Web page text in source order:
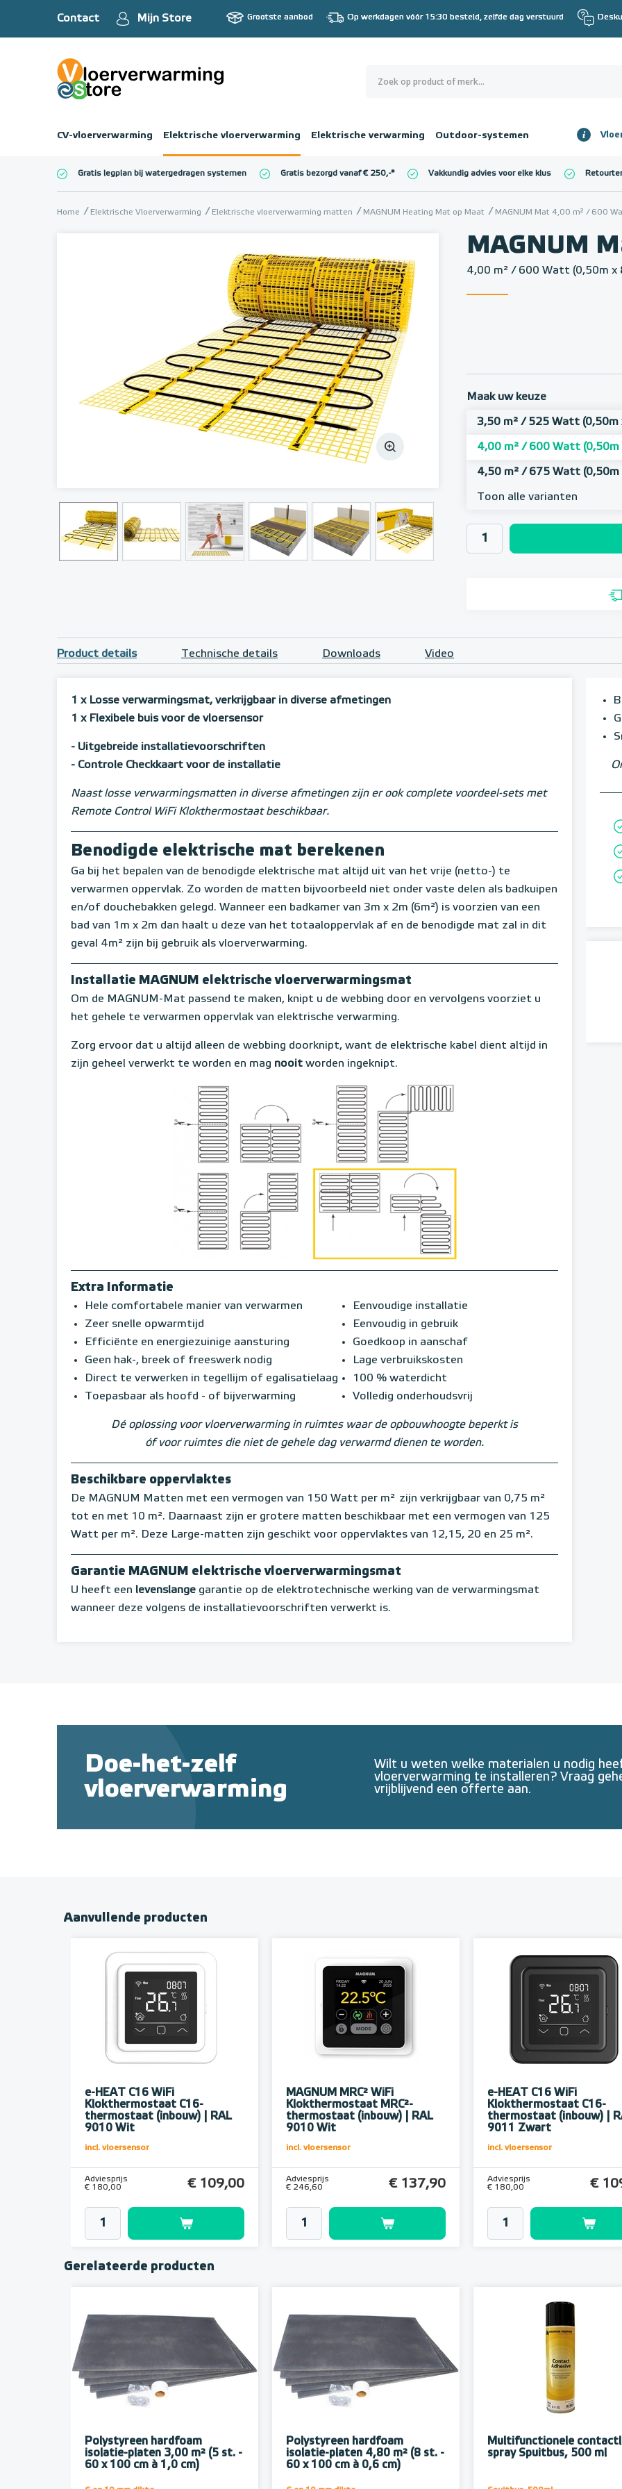
Contact Mijn Store Grootste aanbod Op werkdagen vóór 15:30 besteld, zelfde dag verstuurd
CV-vloerverwarming Elektrische vloerverwarming Elektrische verwarming Outdoor-systemen
€ 0,00
Gratis legplan bij watergedragen systemen Gratis bezorgd vanaf € 250,-* Vakkundig advies voor elke klus
Home Elektrische Vloerverwarming Elektrische vloerverwarming matten MAGNUM Heating Mat op Maat MAGNUM Mat 4,00 m² / 600
MAGNUM
4,00 m² / 600 Watt (0,50m x
Maak uw keuze
3,50 m² / 525 Watt (0,50m
4,00 m² / 600 Watt (0,50m
4,50 m² / 675 Watt (0,50m
Toon alle varianten
Product details Technische details Downloads Video
1 x Losse verwarmingsmat, verkrijgbaar in diverse afmetingen
1 x Flexibele buis voor de vloersensor
- Uitgebreide installatievoorschriften
- Controle Checkkaart voor de installatie
Naast losse verwarmingsmatten in diverse afmetingen zijn er ook complete voordeel-sets met
Remote Control WiFi Klokthermostaat beschikbaar.
Benodigde elektrische mat berekenen
Ga bij het bepalen van de benodigde elektrische mat altijd uit van het vrije (netto-) te
verwarmen oppervlak. Zo worden de matten bijvoorbeeld niet onder vaste delen als badkuipen
en/of douchebakken gelegd. Wanneer een badkamer van 3m x 2m (6m²) is voorzien van een
bad van 1m x 2m dan haalt u deze van het totaaloppervlak af en de benodigde mat zal in dit
geval 4m² zijn bij gebruik als vloerverwarming.
Installatie MAGNUM elektrische vloerverwarmingsmat
Om de MAGNUM-Mat passend te maken, knipt u de webbing door en vervolgens voorziet u
het gehele te verwarmen oppervlak van elektrische verwarming.
Zorg ervoor dat u altijd alleen de webbing doorknipt, want de elektrische kabel dient altijd in
zijn geheel verwerkt te worden en mag nooit worden ingeknipt.
Extra Informatie
Hele comfortabele manier van verwarmen
Zeer snelle opwarmtijd
Efficiënte en energiezuinige aansturing
Geen hak-, breek of freeswerk nodig
Direct te verwerken in tegellijm of egalisatielaag
Toepasbaar als hoofd - of bijverwarming
Eenvoudige installatie
Eenvoudig in gebruik
Goedkoop in aanschaf
Lage verbruikskosten
100 % waterdicht
Volledig onderhoudsvrij
Dé oplossing voor vloerverwarming in ruimtes waar de opbouwhoogte beperkt is
óf voor ruimtes die niet de gehele dag verwarmd dienen te worden.
Beschikbare oppervlaktes
De MAGNUM Matten met een vermogen van 150 Watt per m² zijn verkrijgbaar van 0,75 m²
tot en met 10 m². Daarnaast zijn er grotere matten beschikbaar met een vermogen van 125
Watt per m². Deze Large-matten zijn geschikt voor oppervlaktes van 12,15, 20 en 25 m².
Garantie MAGNUM elektrische vloerverwarmingsmat
U heeft een levenslange garantie op de elektrotechnische werking van de verwarmingsmat
wanneer deze volgens de installatievoorschriften verwerkt is.
Doe-het-zelf
vloerverwarming
Wilt u weten welke materialen u nodig
vloerverwarming te installeren? Vraag
vrijblijvend een offerte aan.
Aanvullende producten
e-HEAT C16 WiFi
Klokthermostaat C16-
thermostaat (inbouw) | RAL
9010 Wit
incl. vloersensor
Adviesprijs
€ 180,00
€ 109,00
MAGNUM MRC² WiFi
Klokthermostaat MRC²-
thermostaat (inbouw) | RAL
9010 Wit
incl. vloersensor
Adviesprijs
€ 246,60
€ 137,90
e-HEAT C16 WiFi
Klokthermostaat C16-
thermostaat (inbouw) |
9011 Zwart
incl. vloersensor
Adviesprijs
€ 180,00
€
Gerelateerde producten
Polystyreen hardfoam
isolatie-platen 3,00 m² (5 st. -
60 x 100 cm à 1,0 cm)
Polystyreen hardfoam
isolatie-platen 4,80 m² (8 st. -
60 x 100 cm à 0,6 cm)
Multifunctionele
spray Spuitbus, 500 ml